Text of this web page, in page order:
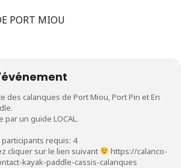
PORT MIOU
des calanques de Port Miou, Port Pin et En
un guide LOCAL.
requis: 4
cliquer sur le lien suivant
https://calanco-
kayak-paddle-cassis-calanques